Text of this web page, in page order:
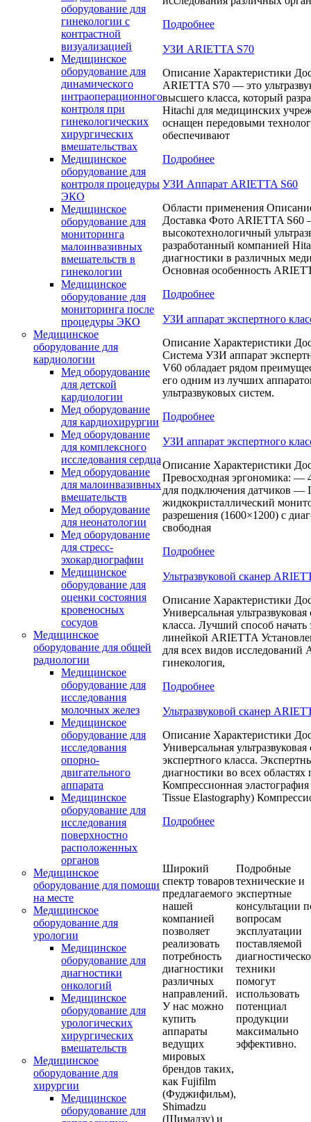
оборудование для
гинекологии с
контрастной
визуализацией
Медицинское
оборудование для
динамического
интраоперационного
контроля при
гинекологических
хирургических
вмешательствах
Медицинское
оборудование для
контроля процедуры
ЭКО
Медицинское
оборудование для
мониторинга
малоинвазивных
вмешательств в
гинекологии
Медицинское
оборудование для
мониторинга после
процедуры ЭКО
Медицинское
оборудование для
кардиологии
Мед оборудование
для детской
кардиологии
Мед оборудование
для кардиохирургии
Мед оборудование
для комплексного
исследования сердца
Мед оборудование
для малоинвазивных
вмешательств
Мед оборудование
для неонатологии
Мед оборудование
для стресс-
эхокардиографии
Медицинское
оборудование для
оценки состояния
кровеносных
сосудов
Медицинское
оборудование для общей
радиологии
Медицинское
оборудование для
исследования
молочных желез
Медицинское
оборудование для
исследования
опорно-
двигательного
аппарата
Медицинское
оборудование для
исследования
поверхностно
расположенных
органов
Медицинское
оборудование для помощи
на месте
Медицинское
оборудование для
урологии
Медицинское
оборудование для
диагностики
онкологий
Медицинское
оборудование для
урологических
хирургических
вмешательств
Медицинское
оборудование для
хирургии
Медицинское
оборудование для
Подробнее
УЗИ ARIETTA S70
Описание Характеристики
ARIETTA S70 — это
высшего класса, который
Hitachi для медицинских
оснащен передовыми
обеспечивают
Подробнее
УЗИ Аппарат ARIETTA S60
Области применения
Доставка Фото ARIETTA S60
высокотехнологичный
разработанный компанией
диагностики в различных
Основная особенность
Подробнее
УЗИ аппарат экспертного
Описание Характеристики
Система УЗИ аппарат
V60 обладает рядом
его одним из лучших
ультразвуковых систем.
Подробнее
УЗИ аппарат экспертного
Описание Характеристики
Превосходная эргономика: —
для подключения датчиков —
жидкокристаллический
разрешения (1600×1200) с
свободная
Подробнее
Ультразвуковой сканер
Описание Характеристики
Универсальная
класса. Лучший способ начать
линейкой ARIETTA
для всех видов исследований
гинекология,
Подробнее
Ультразвуковой сканер
Описание Характеристики
Универсальная ультразвуковая
экспертного класса.
диагностики во всех
Компрессионная
Tissue Elastography)
Подробнее
Широкий
спектр товаров
предлагаемого
нашей
компанией
позволяет
реализовать
потребность
диагностики
различных
направлений.
У нас можно
купить
аппараты
ведущих
мировых
брендов таких,
как Fujifilm
(Фуджифильм),
Shimadzu
(Шимадзу) и
Подробные
технические и
экспертные
консультации
вопросам
эксплуатации
поставляемой
техники
помогут
использовать
потенциал
продукции
максимально
эффективно.